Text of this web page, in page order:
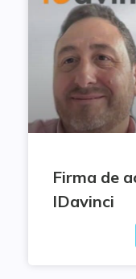
Firma de
IDavinci